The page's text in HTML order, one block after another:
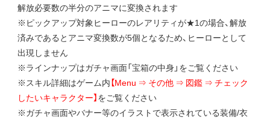
解放必要数の半分のアニマに変換されます
※ピックアップ対象ヒーローのレアリティが★1の場合、解放
済みであるとアニマ変換数が5個となるため、ヒーローとして
出現しません
※ラインナップはガチャ画面「宝箱の中身」をご覧ください
※スキル詳細はゲーム内【Menu ⇒ その他 ⇒ 図鑑 ⇒ チェック
したいキャラクター】をご覧ください
※ガチャ画面やバナー等のイラストで表示されている装備/衣